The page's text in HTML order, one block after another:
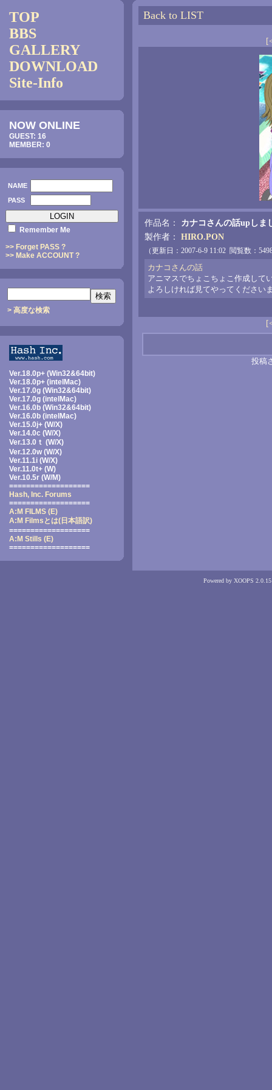
TOP
BBS
GALLERY
DOWNLOAD
Site-Info
NOW ONLINE
GUEST: 16
MEMBER: 0
NAME
PASS
Remember Me
>> Forget PASS ?
>> Make ACCOUNT ?
> 高度な検索
Ver.18.0p+ (Win32&64bit)
Ver.18.0p+ (intelMac)
Ver.17.0g (Win32&64bit)
Ver.17.0g (intelMac)
Ver.16.0b (Win32&64bit)
Ver.16.0b (intelMac)
Ver.15.0j+ (W/X)
Ver.14.0c (W/X)
Ver.13.0ｔ (W/X)
Ver.12.0w (W/X)
Ver.11.1i (W/X)
Ver.11.0t+ (W)
Ver.10.5r (W/M)
===================
Hash, Inc. Forums
===================
A:M FILMS (E)
A:M Filmsとは(日本語訳)
===================
A:M Stills (E)
===================
Back to LIST
作品名： カナコさんの話upしま
製作者： HIRO.PON
（更新日：2007-6-9 11:02 閲覧数：
カナコさんの話
アニマスでちょこちょこ作成して
よろしければ見てやってください
投稿
Powered by XOOPS